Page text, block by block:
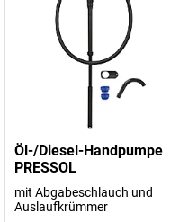
Öl-/Diesel-Handpumpe
PRESSOL
mit Abgabeschlauch und
Auslaufkrümmer